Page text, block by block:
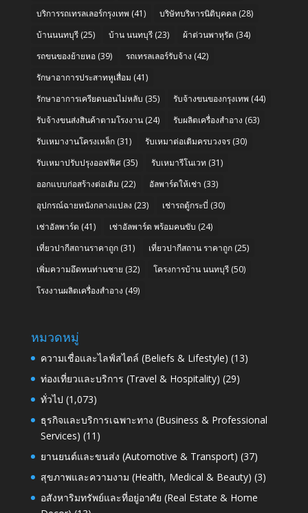
บริการรถเทรลเลอร์กรุงเทพ (41) บริษัทบริหารนิติบุคคล(28)
บ้านนนทบุรี(25) บ้าน นนทบุรี(23) ผ้าต่วนพาหุรัด (34)
รถขนของย้ายหอ(39) รถเทรลเลอร์รับจ้าง (42)
รักษาอาการประสาทหูเสื่อม (41)
รักษาอาการเครียดนอนไม่หลับ (35) รับจ้างขนของกรุงเทพ (44)
รับจ้างขนส่งสินค้าตามโรงงาน(24) รับผลิตเครื่องสำอาง (63)
รับเหมางานโครงเหล็ก(31) รับเหมาต่อเติมครบวงจร(30)
รับเหมาปรับปรุงออฟฟิศ(35) รับเหมารีโนเวท (31)
ออกแบบก่อสร้างต่อเติม (22) อัลพาร์ดให้เช่า (33)
อุปกรณ์ฉายหนังกลางแปลง (23) เช่ารถตู้กระบี่ (30)
เช่าอัลพาร์ด (41) เช่าอัลพาร์ด พร้อมคนขับ (24)
เที่ยวปากีสถานราคาถูก(31) เที่ยวปากีสถาน ราคาถูก(25)
เพิ่มความอึดทนท่านชาย (32) โครงการบ้าน นนทบุรี(50)
โรงงานผลิตเครื่องสำอาง (49)
หมวดหมู่
ความเชื่อและไลฟ์สไตล์ (Beliefs & Lifestyle) (13)
ท่องเที่ยวและบริการ (Travel & Hospitality) (29)
ทั่วไป (1,073)
ธุรกิจและบริการเฉพาะทาง (Business & Professional
Services) (11)
ยานยนต์และขนส่ง (Automotive & Transport) (37)
สุขภาพและความงาม (Health, Medical & Beauty) (3)
อสังหาริมทรัพย์และที่อยู่อาศัย (Real Estate & Home